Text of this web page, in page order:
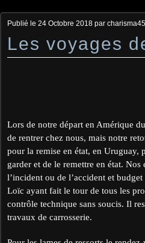
Publié le 24 Octobre 2018 par charisma45
Les voyages
Lors de notre départ en Amérique
de rentrer chez nous, mais notre
pour la remise en état, en Uruguay,
garder et de le remettre en état.
l’incident ou de l’accident et budget
Loïc ayant fait le tour de tous les
contrôle technique sans soucis. Il
travaux de carrosserie.